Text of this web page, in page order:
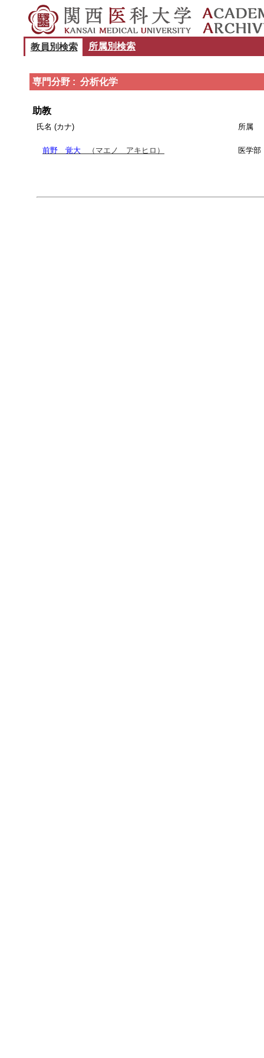
教員別検索 所属別検索
専門分野 : 分析化学
助教
氏名 (カナ) 所属
前野 覚大 （マエノ アキヒロ） 医学部